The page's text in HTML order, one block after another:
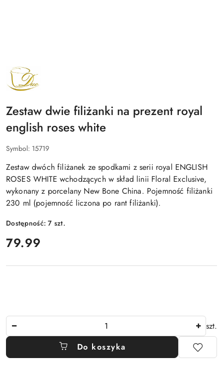
NAZWA
PRODUCENTA:
DUO
Zestaw dwie filiżanki na prezent royal
english roses white
Symbol: 15719
Zestaw dwóch filiżanek ze spodkami z serii royal ENGLISH
ROSES WHITE wchodzących w skład linii Floral Exclusive,
wykonany z porcelany New Bone China. Pojemność filiżanki
230 ml (pojemność liczona po rant filiżanki).
Dostępność:7 szt.
cena:
79.99
szt.
Do koszyka